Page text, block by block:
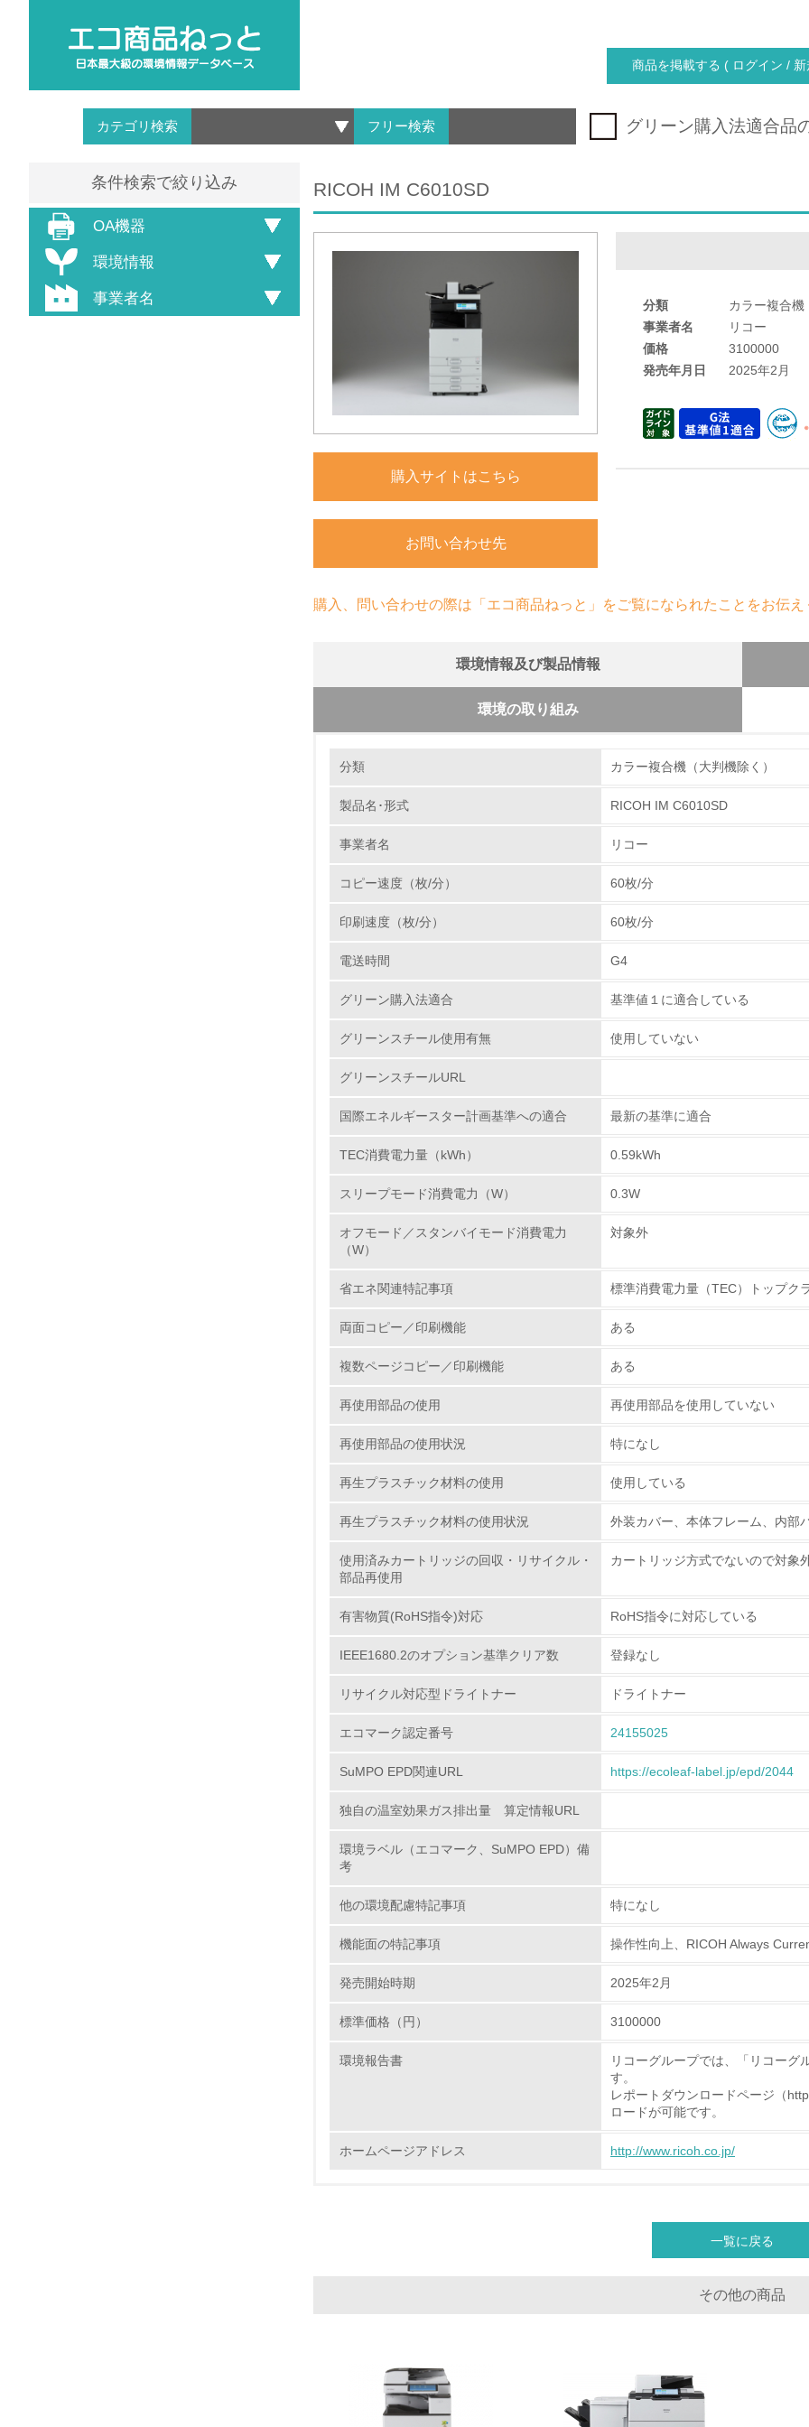
商品を掲載する ( ログイン / 新
カテゴリ検索 フリー検索 グリーン購入法適合品
条件検索で絞り込み
OA機器
環境情報
事業者名
RICOH IM C6010SD
購入サイトはこちら
お問い合わせ先
分類
カラー複合機
事業者名
リコー
価格
3100000
発売年月日
2025年2月
購入、問い合わせの際は「エコ商品ねっと」をご覧になられたことをお伝え
環境情報及び製品情報
環境の取り組み
1.環境取り組み体制
No.
5. 環境取り組み体制と成果を定期的に検証して次の活動に活かして
6. 従業員が環境方針に基づいて自分の業務の中で行うべき環境対
7.
環境活動に関する規格やプログラムを導入している
8. 第三者認証を取得している
9. <L1> 資源（投入原料、水等）とエネルギー（電力、重油、ガス
10. <L2> 資源とエネルギーの使用量の把握をし、具体的な削減目標
環境配慮型製品・サービスの
11. <L1> 環境配慮型製品・サービスの製造・販売を積極的に行って
12. <L2> 環境配慮型製品・サービスの製造・販売状況を把握し、具
非該当（化学物質を使用していない）
<L1> 化学物質の使用量及び外部（大気・水・土壌）への排出量
18. <L2> 化学物質の使用量及び外部への排出量を把握し、具体的な
<L1> 廃棄物の発生量の削減及びリサイクルの推進、適正処理を
21.
<L1> 「生物多様性保全」に関する取り組み（例：森林保全活動
購入、原材料のトレーサビリティの確認等）を行っている
製品本体とカートリッジの回収・リサイクルのしくみ
集められる使用済み製品をさらに全国１９の回収センターへと輸
サイクル・部品リサイクル・マテリアルリサイクル・ケミカルリ
再資源化率１００％に向けて取り組んでいます。カートリッジで
ートを新たに追加し、リコーグループ全体で積極的に回収を行っ
で選別・分解・分別処理を行ない、新品と同一基準でリサイクル
バイオプラスチックの環境影響評価
石油に代わる環境負荷低減素材の実用化に挑戦していきます。
分類 カラー複合機（大判機除く）
製品名･形式 RICOH IM C6010SD
事業者名 リコー
コピー速度（枚/分） 60枚/分
印刷速度（枚/分） 60枚/分
電送時間 G4
グリーン購入法適合 基準値１に適合している
グリーンスチール使用有無 使用していない
グリーンスチールURL
国際エネルギースター計画基準への適合 最新の基準に適合
TEC消費電力量（kWh） 0.59kWh
スリープモード消費電力（W） 0.3W
オフモード／スタンバイモード消費電力
（W）
対象外
省エネ関連特記事項 標準消費電力量（TEC）トップク
両面コピー／印刷機能 ある
複数ページコピー／印刷機能 ある
再使用部品の使用 再使用部品を使用していない
再使用部品の使用状況 特になし
再生プラスチック材料の使用 使用している
再生プラスチック材料の使用状況 外装カバー、本体フレーム、内部
使用済みカートリッジの回収・リサイクル・
部品再使用
カートリッジ方式でないので対象
有害物質(RoHS指令)対応 RoHS指令に対応している
IEEE1680.2のオプション基準クリア数 登録なし
リサイクル対応型ドライトナー ドライトナー
エコマーク認定番号 24155025
SuMPO EPD関連URL https://ecoleaf-label.jp/epd/2044
独自の温室効果ガス排出量 算定情報URL
環境ラベル（エコマーク、SuMPO EPD）備
考
他の環境配慮特記事項 特になし
機能面の特記事項 操作性向上、RICOH Always
発売開始時期 2025年2月
標準価格（円） 3100000
環境報告書
リコーグループでは、「リコーグ
す。
レポートダウンロードページ（
ロードが可能です。
ホームページアドレス http://www.ricoh.co.jp/
一覧に戻る
その他の商品